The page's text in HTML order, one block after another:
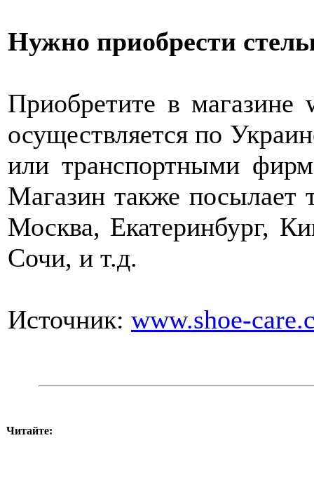
Нужно приобрести
Приобретите в магазине
осуществляется по
или транспортными
Магазин также посылает
Москва, Екатеринбург,
Сочи, и т.д.
Источник: www.shoe-
Читайте: